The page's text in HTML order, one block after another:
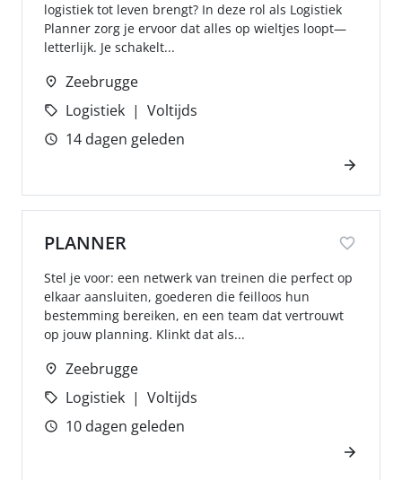
logistiek tot leven brengt? In deze rol als Logistiek
Planner zorg je ervoor dat alles op wieltjes loopt—
letterlijk. Je schakelt...
Zeebrugge
Logistiek
Voltijds
14 dagen geleden
PLANNER
Stel je voor: een netwerk van treinen die perfect op
elkaar aansluiten, goederen die feilloos hun
bestemming bereiken, en een team dat vertrouwt
op jouw planning. Klinkt dat als...
Zeebrugge
Logistiek
Voltijds
10 dagen geleden